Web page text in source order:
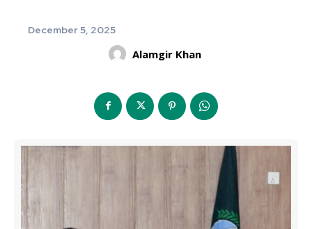
December 5, 2025
Alamgir Khan